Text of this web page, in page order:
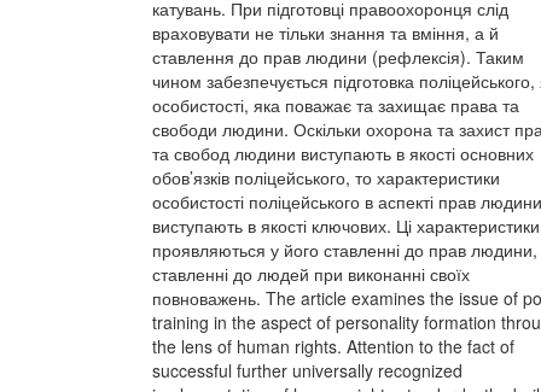
катувань. При підготовці правоохоронця слід
враховувати не тільки знання та вміння, а й
ставлення до прав людини (рефлексія). Таким
чином забезпечується підготовка поліцейського,
особистості, яка поважає та захищає права та
свободи людини. Оскільки охорона та захист
та свобод людини виступають в якості основних
обов’язків поліцейського, то характеристики
особистості поліцейського в аспекті прав людини
виступають в якості ключових. Ці характеристики
проявляються у його ставленні до прав людини,
ставленні до людей при виконанні своїх
повноважень. The article examines the issue of
training in the aspect of personality formation
the lens of human rights. Attention to the fact of
successful further universally recognized